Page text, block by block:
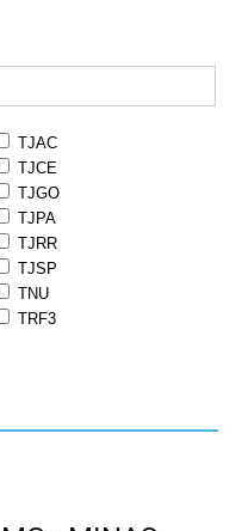
TJAC
TJCE
TJGO
TJPA
TJRR
TJSP
TNU
TRF3